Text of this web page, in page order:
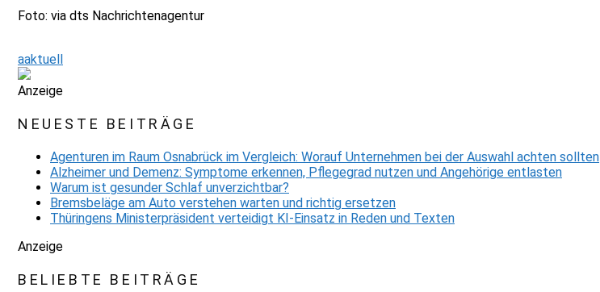
Foto: via dts Nachrichtenagentur
aaktuell
Anzeige
NEUESTE BEITRÄGE
Agenturen im Raum Osnabrück im Vergleich: Worauf Unternehmen bei der Auswahl achten sollten
Alzheimer und Demenz: Symptome erkennen, Pflegegrad nutzen und Angehörige entlasten
Warum ist gesunder Schlaf unverzichtbar?
Bremsbeläge am Auto verstehen warten und richtig ersetzen
Thüringens Ministerpräsident verteidigt KI-Einsatz in Reden und Texten
Anzeige
BELIEBTE BEITRÄGE